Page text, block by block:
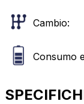
Cambio:
Consumo